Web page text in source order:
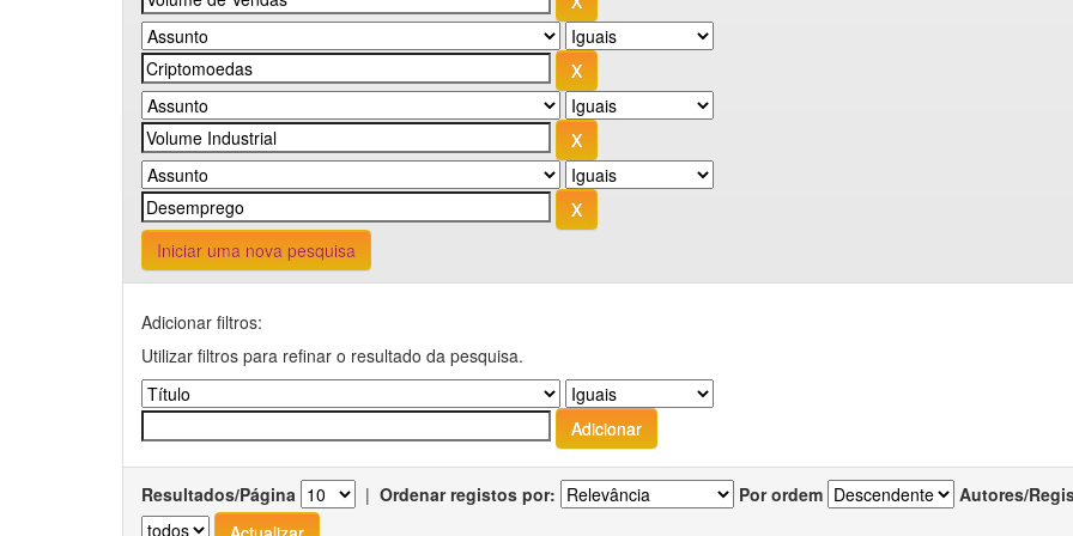
Iniciar uma nova pesquisa
Adicionar filtros:
Utilizar filtros para refinar o resultado da pesquisa.
Resultados/Página | Ordenar registos por: Por ordem Autores/